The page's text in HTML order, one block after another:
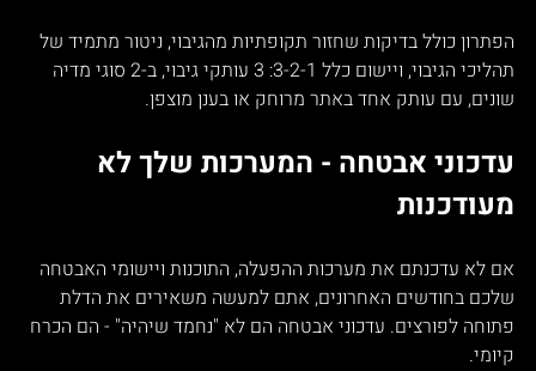
הפתרון כולל בדיקות שחזור תקופתיות מהגיבוי, ניטור מתמיד של
תהליכי הגיבוי, ויישום כלל 3-2-1: 3 עותקי גיבוי, ב-2 סוגי מדיה
שונים, עם עותק אחד באתר מרוחק או בענן מוצפן.
עדכוני אבטחה - המערכות שלך לא
מעודכנות
אם לא עדכנתם את מערכות ההפעלה, התוכנות ויישומי האבטחה
שלכם בחודשים האחרונים, אתם למעשה משאירים את הדלת
פתוחה לפורצים. עדכוני אבטחה הם לא "נחמד שיהיה" - הם הכרח
קיומי.